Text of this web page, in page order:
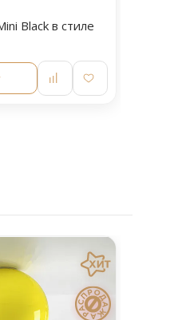
Black в стиле